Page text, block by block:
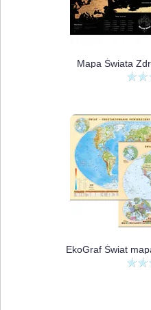
Mapa Świata